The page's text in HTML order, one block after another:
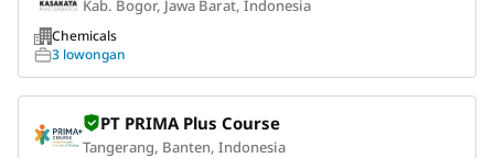
Kab. Bogor, Jawa Barat, Indonesia
Chemicals
3 lowongan
PT PRIMA Plus Course
Tangerang, Banten, Indonesia